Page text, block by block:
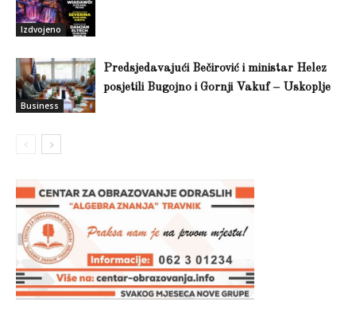
Izdvojeno
Business
Predsjedavajući Bečirović i ministar Helez
posjetili Bugojno i Gornji Vakuf – Uskoplje